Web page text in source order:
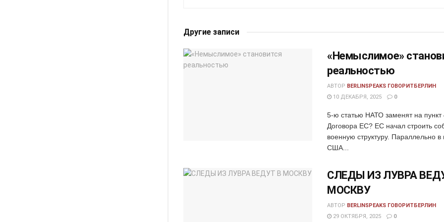
Другие записи
«Немыслимое»
реальностью
АВТОР BERLINSPEAKS ГОВОРИТБЕРЛИН
10 ДЕКАБРЯ, 2025
0
5-ю статью НАТО заменят на пункт
Договора ЕС? ЕС начал строить
военную структуру. Параллельно в
США...
СЛЕДЫ ИЗ ЛУВРА
МОСКВУ
АВТОР BERLINSPEAKS ГОВОРИТБЕРЛИН
29 ОКТЯБРЯ, 2025
0